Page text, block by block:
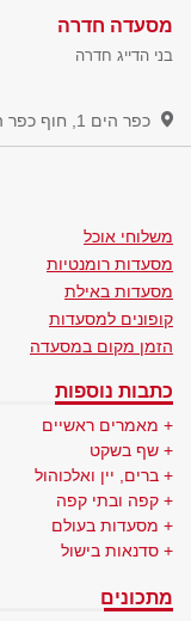
מסעדה חדרה
בני הדייג חדרה
כפר הים 1, חוף כפר הים גבעת אולגה, חדרה
משלוחי אוכל
מסעדות רומנטיות
מסעדות באילת
קופונים למסעדות
הזמן מקום במסעדה
כתבות נוספות
מאמרים ראשיים
שף בשקט
ברים, יין ואלכוהול
קפה ובתי קפה
מסעדות בעולם
סדנאות בישול
מתכונים